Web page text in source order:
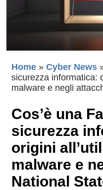
Home » Cyber News
sicurezza informatica:
malware e negli
Cos’è una
sicurezza
origini
malware e
National